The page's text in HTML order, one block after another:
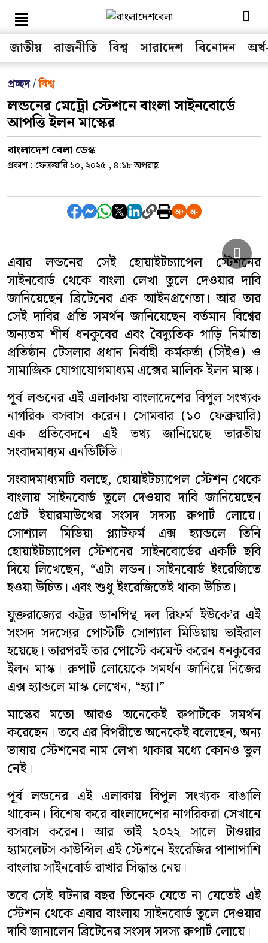
সকল মেনু
জাতীয়
রাজনীতি
বিশ্ব
অর্থ-বাণিজ্য
খেলা
তথ্য-প্রযুক্তি
বিনোদন
সারাদেশ
ভিডিও
লাইফস্টাইল
প্রবাসী সংবাদ
মতাতম
শিক্ষাঙ্গন
অপরাধ
ধর্ম
সাহিত্য
স্বাস্থ্য
কৃষি
পাঁচ মিশালী
জাতীয় রাজনীতি বিশ্ব সারাদেশ বিনোদন
প্রচ্ছদ /বিশ্ব
লন্ডনের মেট্রো স্টেশনে বাংলা সাইনবোর্ডে
আপত্তি ইলন মাস্কের
বাংলাদেশ বেলা ডেস্ক
প্রকাশ : ফেব্রুয়ারি ১০, ২০২৫ , ৪:১৮ অপরাহ্ণ
এবার লন্ডনের সেই হোয়াইটচ্যাপেল স্টেশনের
সাইনবোর্ড থেকে বাংলা লেখা তুলে দেওয়ার দাবি
জানিয়েছেন ব্রিটেনের এক আইনপ্রণেতা। আর তার
সেই দাবির প্রতি সমর্থন জানিয়েছেন বর্তমান বিশ্বের
অন্যতম শীর্ষ ধনকুবের এবং বৈদ্যুতিক গাড়ি নির্মাতা
প্রতিষ্ঠান টেসলার প্রধান নির্বাহী কর্মকর্তা (সিইও) ও
সামাজিক যোগাযোগমাধ্যম এক্সের মালিক ইলন মাস্ক।
পূর্ব লন্ডনের এই এলাকায় বাংলাদেশের বিপুল সংখ্যক
নাগরিক বসবাস করেন। সোমবার (১০ ফেব্রুয়ারি)
এক প্রতিবেদনে এই তথ্য জানিয়েছে ভারতীয়
সংবাদমাধ্যম এনডিটিভি।
সংবাদমাধ্যমটি বলছে, হোয়াইটচ্যাপেল স্টেশন থেকে
বাংলায় সাইনবোর্ড তুলে দেওয়ার দাবি জানিয়েছেন
গ্রেট ইয়ারমাউথের সংসদ সদস্য রুপার্ট লোয়ে।
সোশ্যাল মিডিয়া প্ল্যাটফর্ম এক্স হ্যান্ডলে তিনি
হোয়াইটচ্যাপেল স্টেশনের সাইনবোর্ডের একটি ছবি
দিয়ে লিখেছেন, “এটা লন্ডন। সাইনবোর্ড ইংরেজিতে
হওয়া উচিত। এবং শুধু ইংরেজিতেই থাকা উচিত।
যুক্তরাজ্যের কট্টর ডানপিন্থ দল রিফর্ম ইউকে’র এই
সংসদ সদস্যের পোস্টটি সোশ্যাল মিডিয়ায় ভাইরাল
হয়েছে। তারপরই তার পোস্টে কমেন্ট করেন ধনকুবের
ইলন মাস্ক। রুপার্ট লোয়েকে সমর্থন জানিয়ে নিজের
এক্স হ্যান্ডলে মাস্ক লেখেন, “হ্যা।”
মাস্কের মতো আরও অনেকেই রুপার্টকে সমর্থন
করেছেন। তবে এর বিপরীতে অনেকেই বলেছেন, অন্য
ভাষায় স্টেশনের নাম লেখা থাকার মধ্যে কোনও ভুল
নেই।
পূর্ব লন্ডনের এই এলাকায় বিপুল সংখ্যক বাঙালি
থাকেন। বিশেষ করে বাংলাদেশের নাগরিকরা সেখানে
বসবাস করেন। আর তাই ২০২২ সালে টাওয়ার
হ্যামলেটস কাউন্সিল এই স্টেশনে ইংরেজির পাশাপাশি
বাংলায় সাইনবোর্ড রাখার সিদ্ধান্ত নেয়।
তবে সেই ঘটনার বছর তিনেক যেতে না যেতেই এই
স্টেশন থেকে এবার বাংলায় সাইনবোর্ড তুলে দেওয়ার
দাবি জানালেন ব্রিটেনের সংসদ সদস্য রুপার্ট লোয়ে।